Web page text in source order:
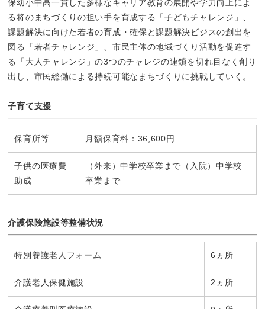
保幼小中高一貫した多様なキャリア教育の展開や学力向上によ
る将のまちづくりの担い手を育成する「子どもチャレンジ」、
課題解決に向けた若者の育成・確保と課題解決ビジスの創出を
図る「若者チャレンジ」、市民主体の地域づくり活動を促進す
る「大人チャレンジ」の3つのチャレジの連鎖を切れ目なく創り
出し、市民総働による持続可能なまちづくりに挑戦していく。
子育て支援
保育所等 月額保育料：36,600円
子供の医療費
助成
（外来）中学校卒業まで（入院）中学校
卒業まで
介護保険施設等整備状況
特別養護老人フォーム 6ヵ所
介護老人保健施設 2ヵ所